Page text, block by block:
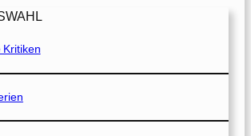
Kritiken